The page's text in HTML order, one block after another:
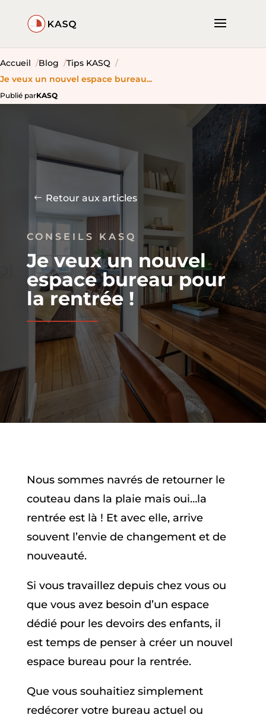
Accueil Blog
Tips KASQ
Je veux un nouvel espace bureau...
Publié parKASQ
Retour aux articles
CONSEILS KASQ
Je veux un nouvel
espace bureau pour
la rentrée !
Nous sommes navrés de retourner le
couteau dans la plaie mais oui…la
rentrée est là ! Et avec elle, arrive
souvent l’envie de changement et de
nouveauté.
Si vous travaillez depuis chez vous ou
que vous avez besoin d’un espace
dédié pour les devoirs des enfants, il
est temps de penser à créer un nouvel
espace bureau pour la rentrée.
Que vous souhaitiez simplement
redécorer votre bureau actuel ou